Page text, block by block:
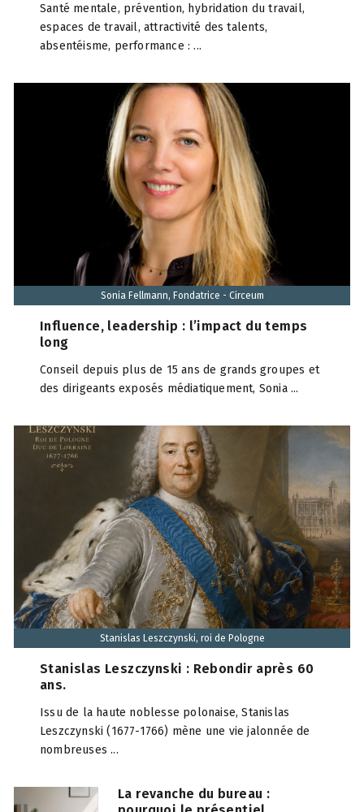
Santé mentale, prévention, hybridation du travail,
espaces de travail, attractivité des talents,
absentéisme, performance : ...
Sonia Fellmann, Fondatrice - Circeum
Influence, leadership : l’impact du temps
long
Conseil depuis plus de 15 ans de grands groupes et
des dirigeants exposés médiatiquement, Sonia ...
Stanislas Leszczynski, roi de Pologne
Stanislas Leszczynski : Rebondir après 60
ans.
Issu de la haute noblesse polonaise, Stanislas
Leszczynski (1677-1766) mène une vie jalonnée de
nombreuses ...
La revanche du bureau :